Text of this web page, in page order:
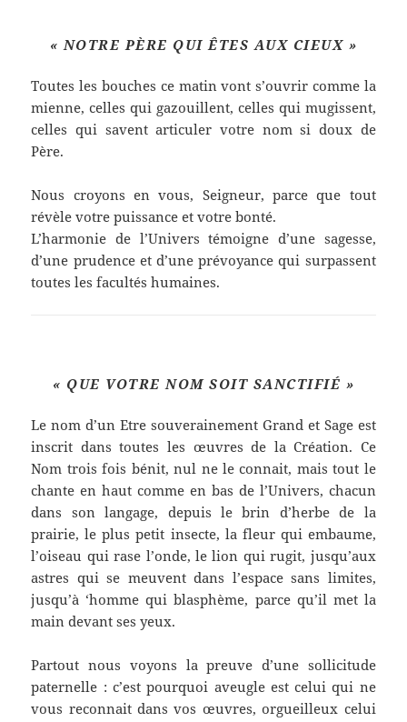
« NOTRE PÈRE QUI ÊTES AUX CIEUX »
Toutes les bouches ce matin vont s’ouvrir comme la
mienne, celles qui gazouillent, celles qui mugissent,
celles qui savent articuler votre nom si doux de
Père.
Nous croyons en vous, Seigneur, parce que tout
révèle votre puissance et votre bonté.
L’harmonie de l’Univers témoigne d’une sagesse,
d’une prudence et d’une prévoyance qui surpassent
toutes les facultés humaines.
« QUE VOTRE NOM SOIT SANCTIFIÉ »
Le nom d’un Etre souverainement Grand et Sage est
inscrit dans toutes les œuvres de la Création. Ce
Nom trois fois bénit, nul ne le connait, mais tout le
chante en haut comme en bas de l’Univers, chacun
dans son langage, depuis le brin d’herbe de la
prairie, le plus petit insecte, la fleur qui embaume,
l’oiseau qui rase l’onde, le lion qui rugit, jusqu’aux
astres qui se meuvent dans l’espace sans limites,
jusqu’à ‘homme qui blasphème, parce qu’il met la
main devant ses yeux.
Partout nous voyons la preuve d’une sollicitude
paternelle : c’est pourquoi aveugle est celui qui ne
vous reconnait dans vos œuvres, orgueilleux celui